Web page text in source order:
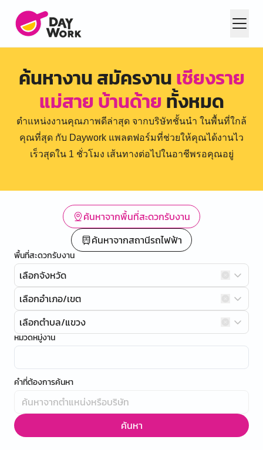
ค้นหางาน สมัครงานเชียงราย
แม่สาย บ้านด้ายทั้งหมด
ตำแหน่งงานคุณภาพดีล่าสุด จากบริษัทชั้นนำ ในพื้นที่ใกล้
คุณที่สุด กับ Daywork แพลตฟอร์มที่ช่วยให้คุณได้งานไว
เร็วสุดใน 1 ชั่วโมง เส้นทางต่อไปในอาชีพรอคุณอยู่
ค้นหาจากพื้นที่สะดวกรับงาน
ค้นหาจากสถานีรถไฟฟ้า
พื้นที่สะดวกรับงาน
เลือกจังหวัด
เลือกอำเภอ/เขต
เลือกตำบล/แขวง
หมวดหมู่งาน
คำที่ต้องการค้นหา
ค้นหา